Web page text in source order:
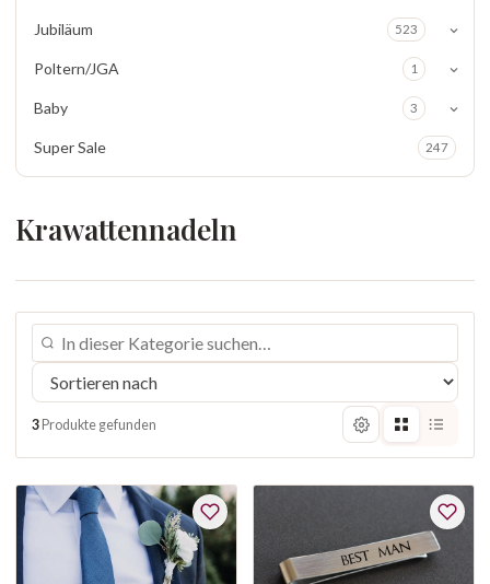
Jubiläum 523
Poltern/JGA 1
Baby 3
Super Sale 247
Krawattennadeln
3 Produkte gefunden